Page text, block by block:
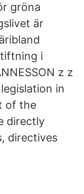
gröna
är
i
z z
in
of the
directly
directives